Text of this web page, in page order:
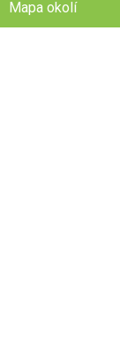
Mapa okolí